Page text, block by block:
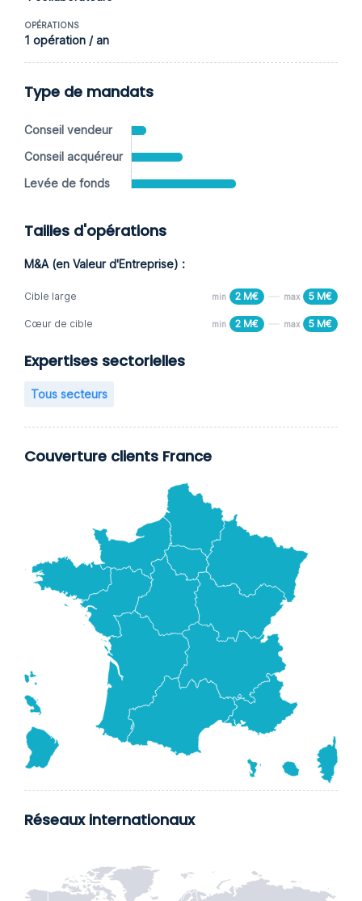
OPÉRATIONS
1 opération / an
Type de mandats
Conseil vendeur
Conseil acquéreur
Levée de fonds
Tailles d'opérations
M&A (en Valeur d'Entreprise) :
Cible large min 2 M€ max 5 M€
Cœur de cible min 2 M€ max 5 M€
Expertises sectorielles
Tous secteurs
Couverture clients France
Réseaux internationaux